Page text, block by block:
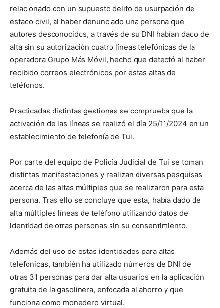
relacionado con un supuesto delito de usurpación de
estado civil, al haber denunciado una persona que
autores desconocidos, a través de su DNI habían dado de
alta sin su autorización cuatro líneas telefónicas de la
operadora Grupo Más Móvil, hecho que detectó al haber
recibido correos electrónicos por estas altas de
teléfonos.
Practicadas distintas gestiones se comprueba que la
activación de las líneas se realizó el día 25/11/2024 en un
establecimiento de telefonía de Tui.
Por parte del equipo de Policía Judicial de Tui se toman
distintas manifestaciones y realizan diversas pesquisas
acerca de las altas múltiples que se realizaron para esta
persona. Tras ello se concluye que esta, había dado de
alta múltiples líneas de teléfono utilizando datos de
identidad de otras personas sin su consentimiento.
Además del uso de estas identidades para altas
telefónicas, también ha utilizado números de DNI de
otras 31 personas para dar alta usuarios en la aplicación
gratuita de la gasolinera, enfocada al ahorro y que
funciona como monedero virtual.